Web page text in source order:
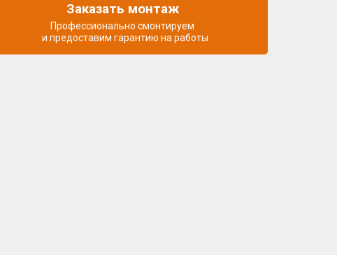
Заказать монтаж
Профессионально смонтируем
и предоставим гарантию на работы